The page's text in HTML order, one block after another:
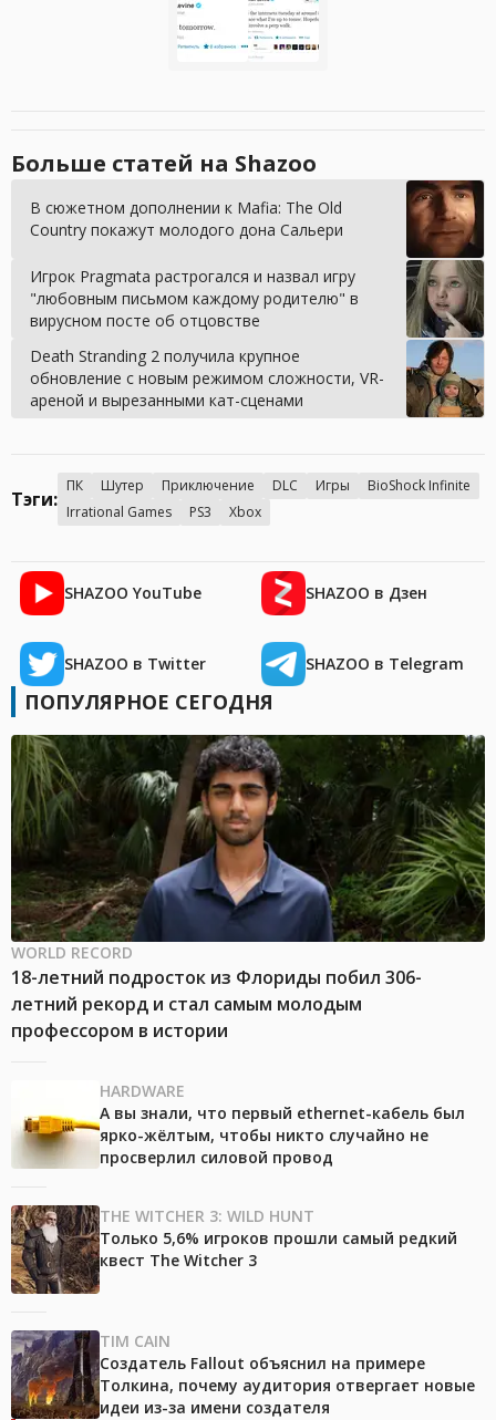
Больше статей на Shazoo
В сюжетном дополнении к Mafia: The Old
Country покажут молодого дона Сальери
Игрок Pragmata растрогался и назвал игру
"любовным письмом каждому родителю" в
вирусном посте об отцовстве
Death Stranding 2 получила крупное
обновление с новым режимом сложности, VR-
ареной и вырезанными кат-сценами
Тэги:
ПК Шутер Приключение DLC Игры
BioShock Infinite
Irrational Games
PS3 Xbox
SHAZOO YouTube SHAZOO в Дзен
SHAZOO в Twitter SHAZOO в Telegram
ПОПУЛЯРНОЕ СЕГОДНЯ
WORLD RECORD
18-летний подросток из Флориды побил 306-
летний рекорд и стал самым молодым
профессором в истории
HARDWARE
А вы знали, что первый ethernet-кабель был
ярко-жёлтым, чтобы никто случайно не
просверлил силовой провод
THE WITCHER 3: WILD HUNT
Только 5,6% игроков прошли самый редкий
квест The Witcher 3
TIM CAIN
Создатель Fallout объяснил на примере
Толкина, почему аудитория отвергает новые
идеи из-за имени создателя